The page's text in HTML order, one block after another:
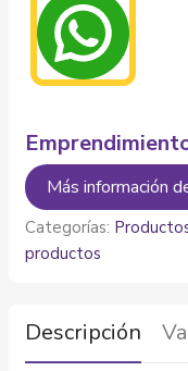
Más información
Categorías:
productos
Descripción